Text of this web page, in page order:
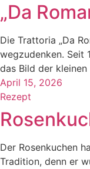
„Da
Die Trattoria „Da
wegzudenken. Seit
das Bild der kleinen
April 15, 2026
Rezept
Der Rosenkuchen
Tradition, denn er